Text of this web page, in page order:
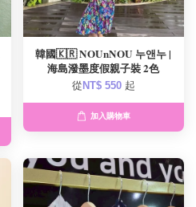
韓國🇰🇷 NOUnNOU 누앤누 |
海島潑墨度假親子裝 2色
從NT$ 550 起
加入購物車